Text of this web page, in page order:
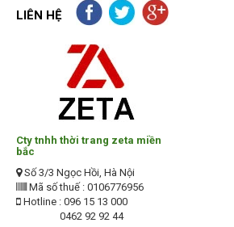
LIÊN HỆ
Cty tnhh thời trang zeta miền
bắc
Số 3/3 Ngọc Hồi, Hà Nội
Mã số thuế : 0106776956
Hotline : 096 15 13 000
0462 92 92 44